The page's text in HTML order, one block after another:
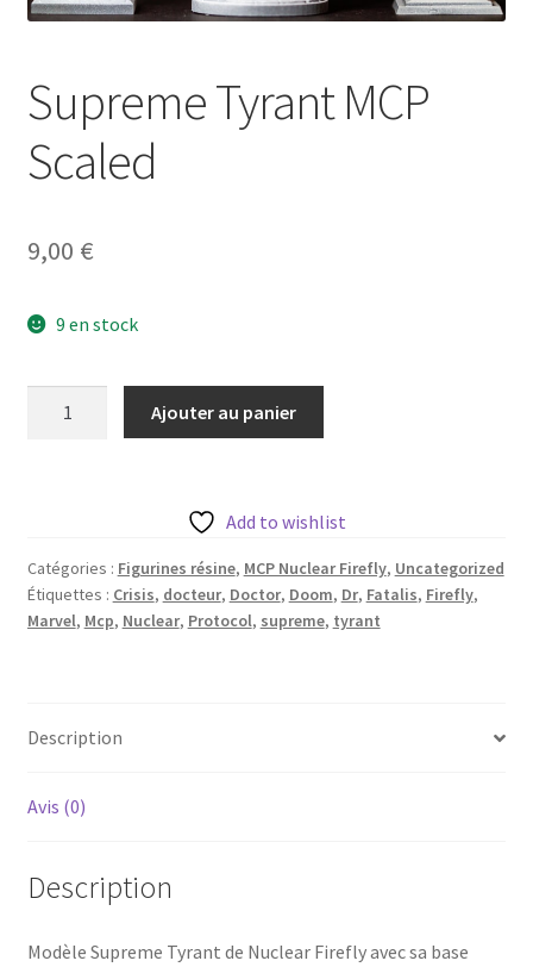
Supreme Tyrant MCP
Scaled
9,00 €
9 en stock
Ajouter au panier
Add to wishlist
Catégories : Figurines résine, MCP Nuclear Firefly, Uncategorized
Étiquettes : Crisis, docteur, Doctor, Doom, Dr, Fatalis, Firefly,
Marvel, Mcp, Nuclear, Protocol, supreme, tyrant
Description
Avis (0)
Description
Modèle Supreme Tyrant de Nuclear Firefly avec sa base